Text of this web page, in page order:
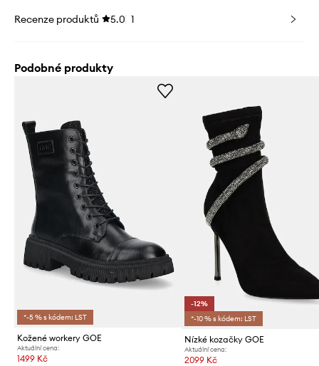
Recenze produktů 5.0 1
Podobné produkty
*-5 % s kódem: LST
Kožené workery GOE
Aktuální cena:
1499 Kč
-12%
*-10 % s kódem: LST
Nízké kozačky GOE
Aktuální cena:
2099 Kč